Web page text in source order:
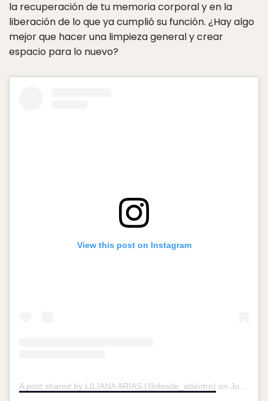
la recuperación de tu memoria corporal y en la
liberación de lo que ya cumplió su función. ¿Hay algo
mejor que hacer una limpieza general y crear
espacio para lo nuevo?
View this post on Instagram
A post shared by LILIANA ARIAS (@desde_adentro) on Jun 29, 2018 at 1:34pm PDT